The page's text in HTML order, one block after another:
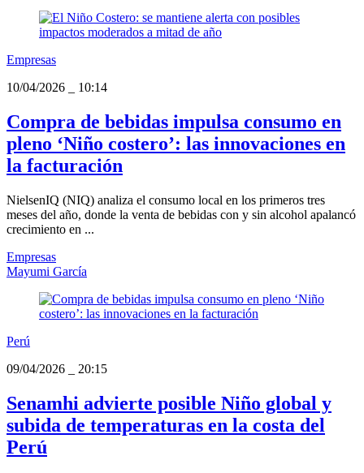
Empresas
10/04/2026
10:14
Compra de bebidas impulsa consumo en
pleno ‘Niño costero’: las innovaciones en
la facturación
NielsenIQ (NIQ) analiza el consumo local en los primeros tres
meses del año, donde la venta de bebidas con y sin alcohol apalancó
crecimiento en ...
Empresas
Mayumi García
Perú
09/04/2026
20:15
Senamhi advierte posible Niño global y
subida de temperaturas en la costa del
Perú